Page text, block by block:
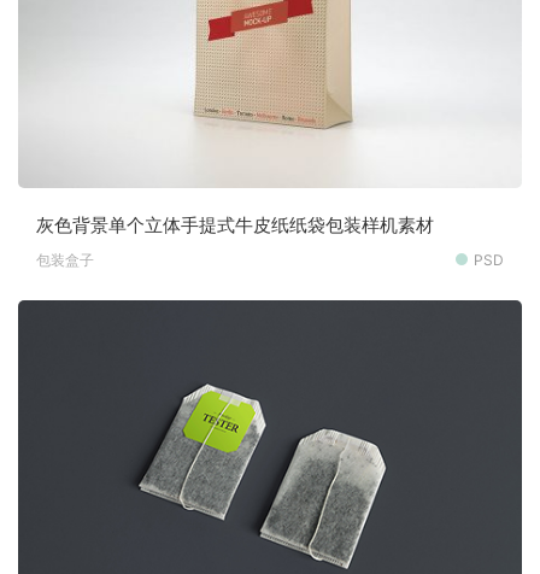
灰色背景单个立体手提式牛皮纸纸袋包装样机素材
包装盒子 PSD